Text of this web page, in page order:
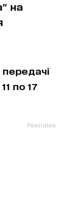
на
по 17
Реклама